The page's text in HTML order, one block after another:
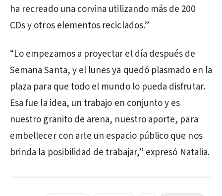
ha recreado una corvina utilizando más de 200
CDs y otros elementos reciclados.”
“Lo empezamos a proyectar el día después de
Semana Santa, y el lunes ya quedó plasmado en la
plaza para que todo el mundo lo pueda disfrutar.
Esa fue la idea, un trabajo en conjunto y es
nuestro granito de arena, nuestro aporte, para
embellecer con arte un espacio público que nos
brinda la posibilidad de trabajar,” expresó Natalia.